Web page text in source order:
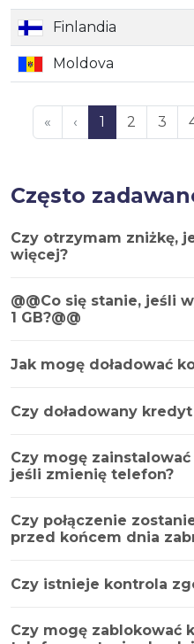
Finlandia
Moldova
« ‹ 1 2 3
Często
Czy otrzymam zniżkę,
więcej?
@@Co się stanie, jeśli
1 GB?@@
Jak mogę doładować
Czy doładowany
Czy mogę
jeśli zmienię telefon?
Czy połączenie
przed końcem dnia
Czy istnieje kontrola
Czy mogę zablokować